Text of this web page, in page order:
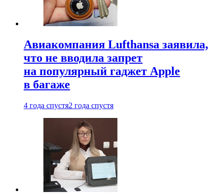
Авиакомпания Lufthansa заявила,
что не вводила запрет
на популярный гаджет Apple
в багаже
4 года спустя2 года спустя